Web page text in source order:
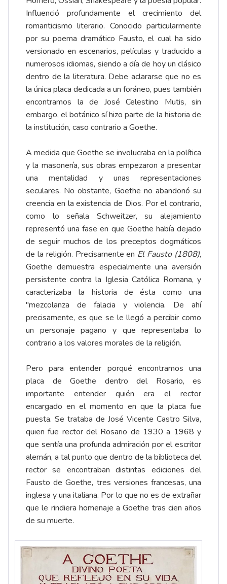
Influenció profundamente el crecimiento del
romanticismo literario. Conocido particularmente
por su poema dramático Fausto, el cual ha sido
versionado en escenarios, películas y traducido a
numerosos idiomas, siendo a día de hoy un clásico
dentro de la literatura. Debe aclararse que no es
la única placa dedicada a un foráneo, pues también
encontramos la de José Celestino Mutis, sin
embargo, el botánico sí hizo parte de la historia de
la institución, caso contrario a Goethe.
A medida que Goethe se involucraba en la política
y la masonería, sus obras empezaron a presentar
una mentalidad y unas representaciones
seculares. No obstante, Goethe no abandonó su
creencia en la existencia de Dios. Por el contrario,
como lo señala Schweitzer, su alejamiento
representó una fase en que Goethe había dejado
de seguir muchos de los preceptos dogmáticos
de la religión. Precisamente en El Fausto (1808),
Goethe demuestra especialmente una aversión
persistente contra la Iglesia Católica Romana, y
caracterizaba la historia de ésta como una
"mezcolanza de falacia y violencia. De ahí
precisamente, es que se le llegó a percibir como
un personaje pagano y que representaba lo
contrario a los valores morales de la religión.
Pero para entender porqué encontramos una
placa de Goethe dentro del Rosario, es
importante entender quién era el rector
encargado en el momento en que la placa fue
puesta. Se trataba de José Vicente Castro Silva,
quien fue rector del Rosario de 1930 a 1968 y
que sentía una profunda admiración por el escritor
alemán, a tal punto que dentro de la biblioteca del
rector se encontraban distintas ediciones del
Fausto de Goethe, tres versiones francesas, una
inglesa y una italiana. Por lo que no es de extrañar
que le rindiera homenaje a Goethe tras cien años
de su muerte.